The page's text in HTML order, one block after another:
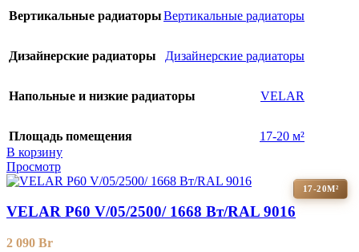
Вертикальные радиаторыВертикальные радиаторы
Дизайнерские радиаторы Дизайнерские радиаторы
Напольные и низкие радиаторы VELAR
Площадь помещения
17-20 м²
В корзину
Просмотр
17-20М²
VELAR P60 V/05/2500/ 1668 Bт/RAL 9016
2 090 Br